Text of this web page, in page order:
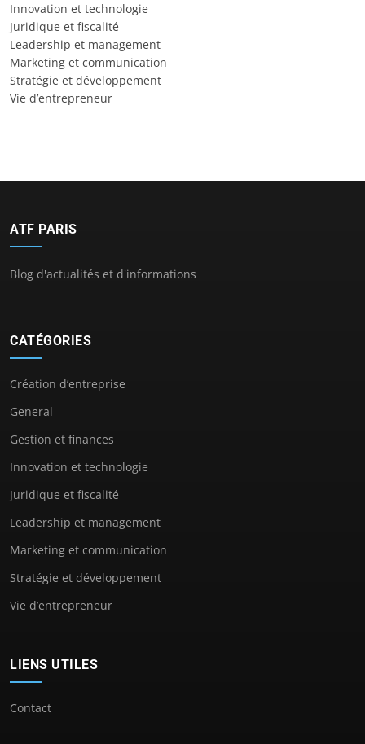
Innovation et technologie
Juridique et fiscalité
Leadership et management
Marketing et communication
Stratégie et développement
Vie d’entrepreneur
ATF PARIS
Blog d'actualités et d'informations
CATÉGORIES
Création d’entreprise
General
Gestion et finances
Innovation et technologie
Juridique et fiscalité
Leadership et management
Marketing et communication
Stratégie et développement
Vie d’entrepreneur
LIENS UTILES
Contact